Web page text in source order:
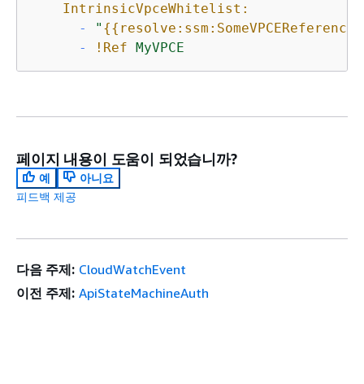
IntrinsicVpceWhitelist:
-
" {{
-
!Ref MyVPCE
페이지 내용이 도움이 되었습니까?
예
아니요
피드백 제공
다음 주제: CloudWatchEvent
이전 주제: ApiStateMachineAuth